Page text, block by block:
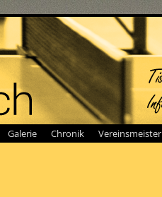
Galerie Chronik Vereinsmeister